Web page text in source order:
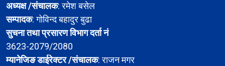
अध्यक्ष /संचालक: रमेश बसेल
सम्पादक: गोविन्द बहादुर बुढा
सुचना तथा प्रसारण विभाग दर्ता नं
3623-2079/2080
म्यानेजिङ डाईरेक्टर /संचालक: राजन मगर